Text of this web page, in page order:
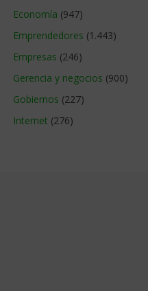
Economía (947)
Emprendedores (1.443)
Empresas (246)
Gerencia y negocios (900)
Gobiernos (227)
Internet (276)